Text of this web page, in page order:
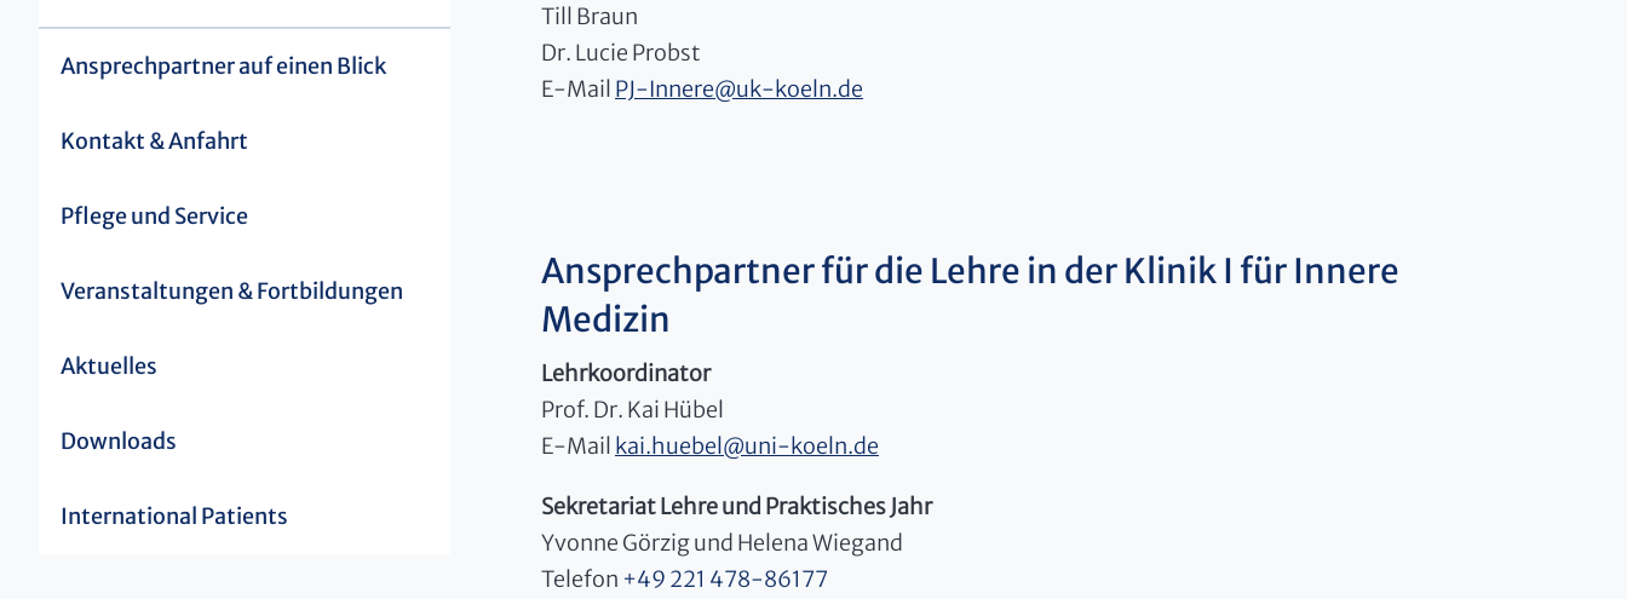
Ansprechpartner auf einen Blick
Kontakt & Anfahrt
Pflege und Service
Veranstaltungen & Fortbildungen
Aktuelles
Downloads
International Patients
Till Braun
Dr. Lucie Probst
E-Mail PJ-Innere@uk-koeln.de
Ansprechpartner für die Lehre in der Klinik I für Innere
Medizin
Lehrkoordinator
Prof. Dr. Kai Hübel
E-Mail kai.huebel@uni-koeln.de
Sekretariat Lehre und Praktisches Jahr
Yvonne Görzig und Helena Wiegand
Telefon +49 221 478-86177